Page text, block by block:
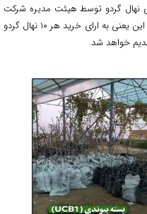
نهال گردو توسط هیئت مدیره شرکت
به میزان ۲۰ درصد به گردو ها شامل می شود. این یعنی به ارای خرید هر ۱۰ نهال گردو
خواهد شد.